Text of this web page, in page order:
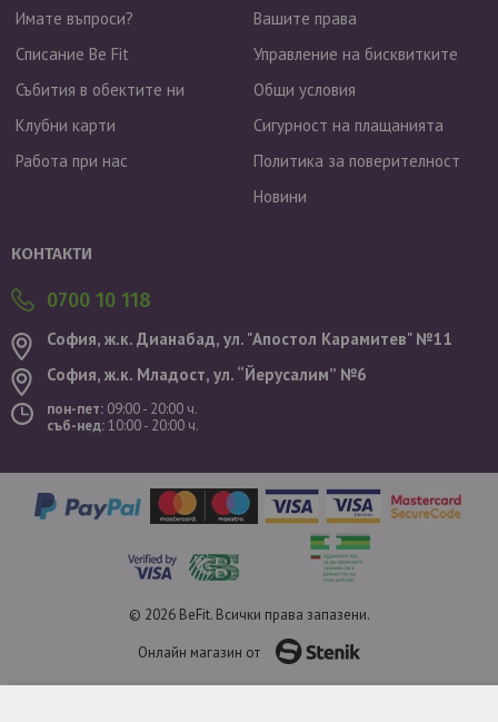
Имате въпроси?
Списание Be Fit
Събития в обектите ни
Клубни карти
Работа при нас
Вашите права
Управление на бисквитките
Общи условия
Сигурност на плащанията
Политика за поверителност
Новини
КОНТАКТИ
0700 10 118
София, ж.к. Дианабад, ул. "Aпостол Карамитев" №11
София, ж.к. Младост, ул. “Йерусалим” №6
пон-пет: 09:00 - 20:00 ч.
съб-нед:10:00 - 20:00 ч.
© 2026 BeFit. Всички права запазени.
Онлайн магазин от